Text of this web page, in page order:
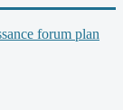
forum plan